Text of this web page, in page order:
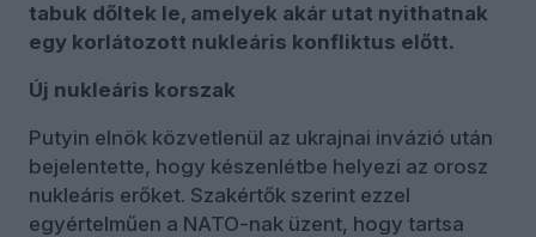
tabuk dőltek le, amelyek akár utat nyithatnak
egy korlátozott nukleáris konfliktus előtt.
Új nukleáris korszak
Putyin elnök közvetlenül az ukrajnai invázió után
bejelentette, hogy készenlétbe helyezi az orosz
nukleáris erőket. Szakértők szerint ezzel
egyértelműen a NATO-nak üzent, hogy tartsa